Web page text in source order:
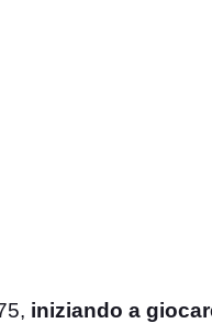
iniziando a